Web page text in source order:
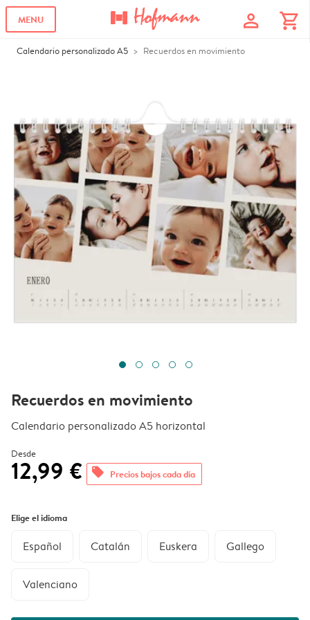
MENU profile shopping_cart
Calendario personalizado A5 Recuerdos en movimiento
Recuerdos en movimiento
Calendario personalizado A5 horizontal
Desde
12,99 € offers Precios bajos cada día
Elige el idioma
Español Catalán Euskera Gallego
Valenciano